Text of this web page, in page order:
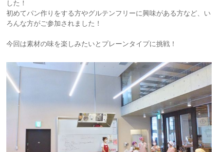
した！
初めてパン作りをする方やグルテンフリーに興味がある方など、い
ろんな方がご参加されました！
今回は素材の味を楽しみたいとプレーンタイプに挑戦！